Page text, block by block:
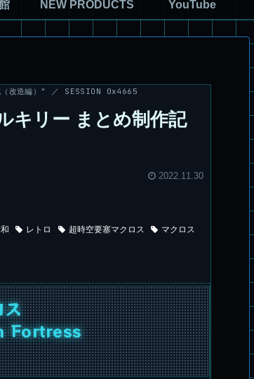
NEW PRODUCTS YouTube
改造編）" ／ SESSION 0x4665
キリー まとめ制作記
2022.11.30
レトロ 超時空要塞マクロス マクロス
ス
Fortress